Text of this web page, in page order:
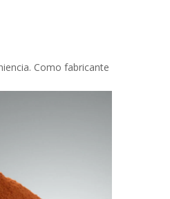
Como fabricante